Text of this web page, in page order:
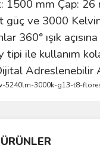
1500 mm Çap: 26
ve 3000 Kelvin
360° ışık
tipi ile kullanım
Adreslenebilir